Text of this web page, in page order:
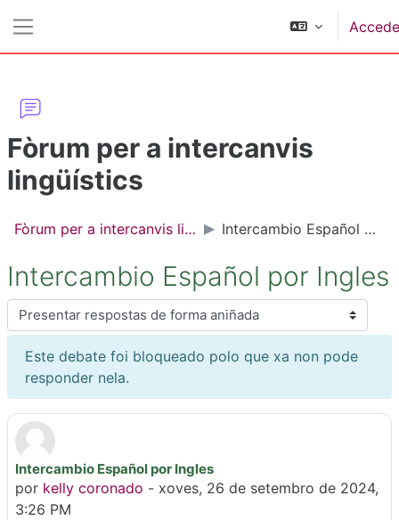
Fòrum per a intercanvis
lingüístics
Fòrum per a intercanvis lingüístics Intercambio Español por Ingles
Intercambio Español por Ingles
Modo de presentación
Este debate foi bloqueado polo que xa non pode
responder nela.
Intercambio Español por Ingles
por kelly coronado - xoves, 26 de setembro de 2024,
3:26 PM
Número de respostas: 1